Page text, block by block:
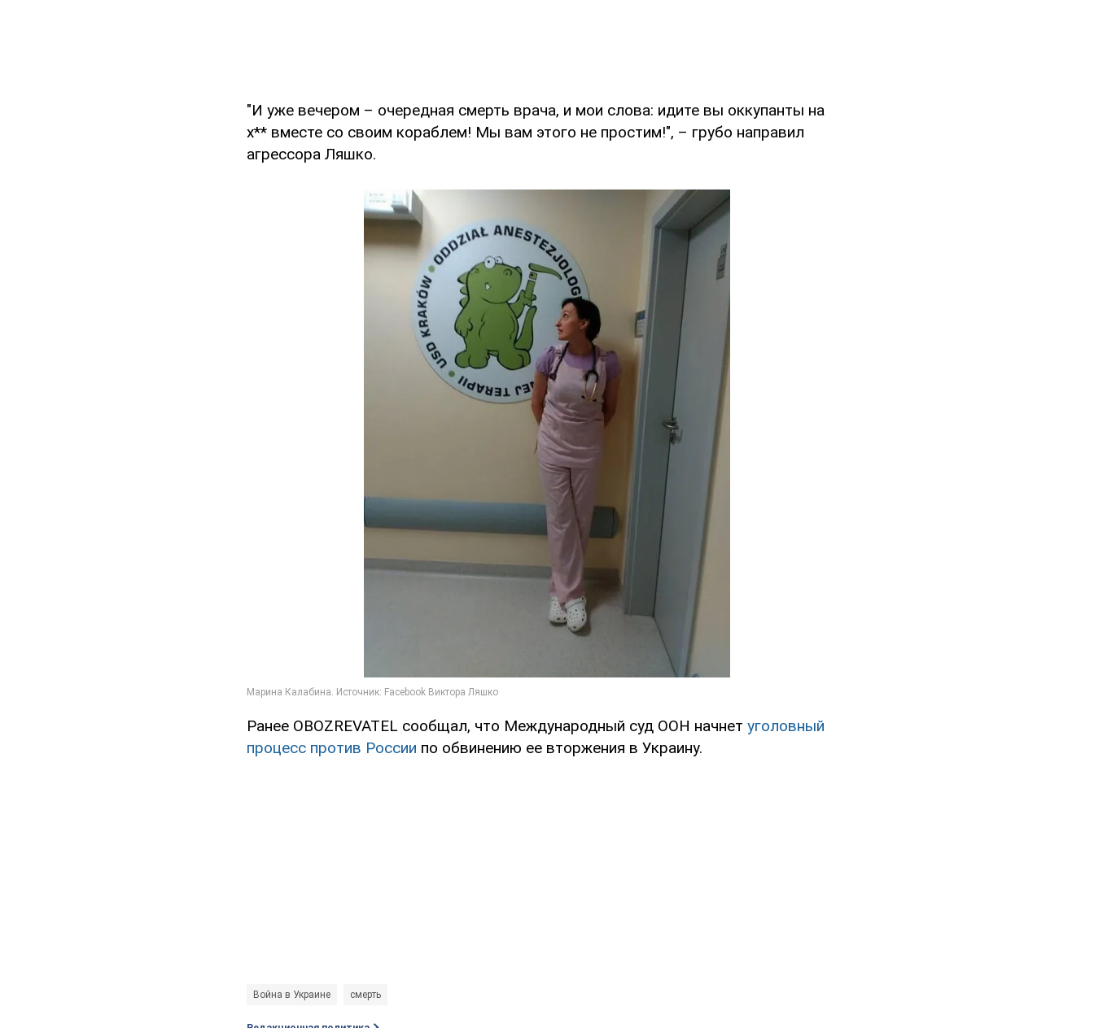
"И уже вечером – очередная смерть врача, и мои слова: идите вы оккупанты на
х** вместе со своим кораблем! Мы вам этого не простим!", – грубо направил
агрессора Ляшко.
Ранее OBOZREVATEL сообщал, что Международный суд ООН начнет уголовный
процесс против России по обвинению ее вторжения в Украину.
Война в Украине смерть